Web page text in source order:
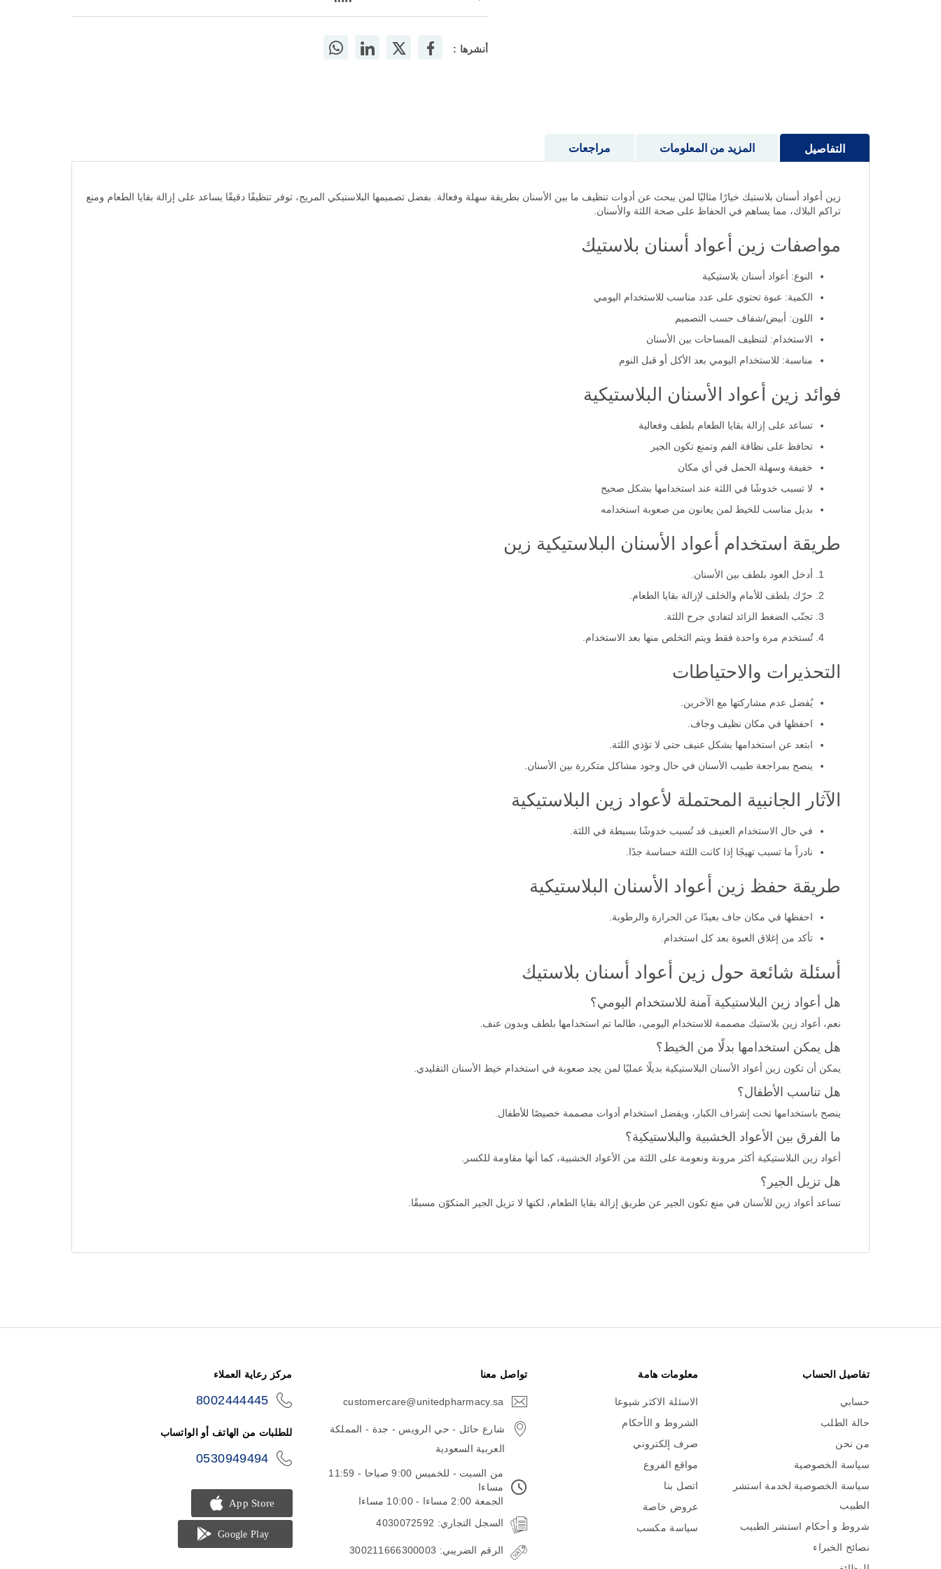
أنشرها :
التفاصيل
زين أعواد أسنان بلاستيك خيارًا مثاليًا لمن يبحث عن أدوات تنظيف ما بين الأسنان بطريقة سهلة وفعالة. بفضل تصميمها البلاستيكي المريح، توفر تنظيفًا دقيقًا يساعد على إزالة بقايا الطعام ومنع
تراكم البلاك، مما يساهم في الحفاظ على صحة اللثة والأسنان.
مواصفات زين أعواد أسنان بلاستيك
النوع: أعواد أسنان بلاستيكية
الكمية: عبوة تحتوي على عدد مناسب للاستخدام اليومي
اللون: أبيض/شفاف حسب التصميم
الاستخدام: لتنظيف المساحات بين الأسنان
مناسبة: للاستخدام اليومي بعد الأكل أو قبل النوم
فوائد زين أعواد الأسنان البلاستيكية
تساعد على إزالة بقايا الطعام بلطف وفعالية
تحافظ على نظافة الفم وتمنع تكون الجير
خفيفة وسهلة الحمل في أي مكان
لا تسبب خدوشًا في اللثة عند استخدامها بشكل صحيح
بديل مناسب للخيط لمن يعانون من صعوبة استخدامه
طريقة استخدام أعواد الأسنان البلاستيكية زين
أدخل العود بلطف بين الأسنان.
حرّك بلطف للأمام والخلف لإزالة بقايا الطعام.
تجنّب الضغط الزائد لتفادي جرح اللثة.
تُستخدم مرة واحدة فقط ويتم التخلص منها بعد الاستخدام.
التحذيرات والاحتياطات
يُفضل عدم مشاركتها مع الآخرين.
احفظها في مكان نظيف وجاف.
ابتعد عن استخدامها بشكل عنيف حتى لا تؤذي اللثة.
ينصح بمراجعة طبيب الأسنان في حال وجود مشاكل متكررة بين الأسنان.
الآثار الجانبية المحتملة لأعواد زين البلاستيكية
في حال الاستخدام العنيف قد تُسبب خدوشًا بسيطة في اللثة.
نادراً ما تسبب تهيجًا إذا كانت اللثة حساسة جدًا.
طريقة حفظ زين أعواد الأسنان البلاستيكية
احفظها في مكان جاف بعيدًا عن الحرارة والرطوبة.
تأكد من إغلاق العبوة بعد كل استخدام.
أسئلة شائعة حول زين أعواد أسنان بلاستيك
هل أعواد زين البلاستيكية آمنة للاستخدام اليومي؟
نعم، أعواد زين بلاستيك مصممة للاستخدام اليومي، طالما تم استخدامها بلطف وبدون عنف.
هل يمكن استخدامها بدلًا من الخيط؟
يمكن أن تكون زين أعواد الأسنان البلاستيكية بديلًا عمليًا لمن يجد صعوبة في استخدام خيط الأسنان التقليدي.
هل تناسب الأطفال؟
ينصح باستخدامها تحت إشراف الكبار، ويفضل استخدام أدوات مصممة خصيصًا للأطفال.
ما الفرق بين الأعواد الخشبية والبلاستيكية؟
أعواد زين البلاستيكية أكثر مرونة ونعومة على اللثة من الأعواد الخشبية، كما أنها مقاومة للكسر.
هل تزيل الجير؟
تساعد أعواد زين للأسنان في منع تكون الجير عن طريق إزالة بقايا الطعام، لكنها لا تزيل الجير المتكوّن مسبقًا.
المزيد من المعلومات مراجعات
تفاصيل الحساب
حسابي
حالة الطلب
من نحن
سياسة الخصوصية
سياسة الخصوصية لخدمة استشر
الطبيب
شروط و أحكام استشر الطبيب
نصائح الخبراء
معلومات هامة
الاسئلة الاكثر شيوعا
الشروط و الأحكام
صرف إلكتروني
مواقع الفروع
اتصل بنا
عروض خاصة
سياسة مكسب
تواصل معنا
customercare@unitedpharmacy.sa
شارع حائل - حي الرويس - جدة - المملكة
العربية السعودية
من السبت - للخميس 9:00 صباحا - 11:59
مساءا
الجمعة 2:00 مساءا - 10:00 مساءا
السجل التجاري: 4030072592
الرقم الضريبي: 300211666300003
مركز رعاية العملاء
8002444445
للطلبات من الهاتف أو الواتساب
0530949494